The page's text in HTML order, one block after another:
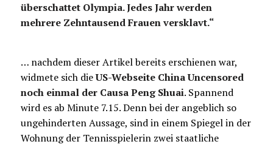
überschattet Olympia. Jedes Jahr werden
mehrere Zehntausend Frauen versklavt.“
… nachdem dieser Artikel bereits erschienen war,
widmete sich dieUS-Webseite China Uncensored
noch einmal der Causa Peng Shuai. Spannend
wird es ab Minute 7.15. Denn bei der angeblich so
ungehinderten Aussage, sind in einem Spiegel in der
Wohnung der Tennisspielerin zwei staatliche